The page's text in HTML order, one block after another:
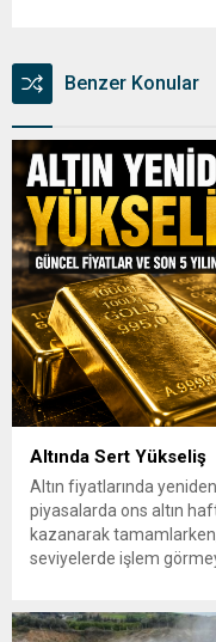
Benzer Konular
Altında Sert Yükseliş
Altın fiyatlarında
piyasalarda ons altın
kazanarak
seviyelerde işlem
yükselerek 4 bin...